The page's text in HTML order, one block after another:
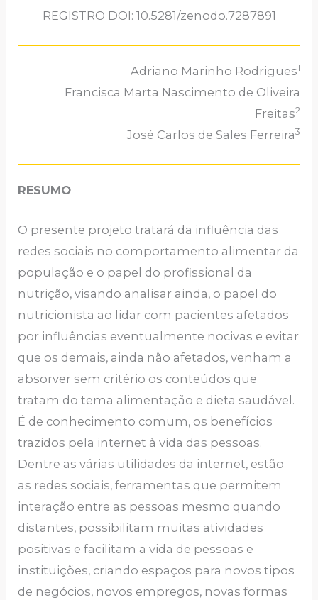
REGISTRO DOI: 10.5281/zenodo.7287891
Adriano Marinho Rodrigues1
Francisca Marta Nascimento de Oliveira
Freitas2
José Carlos de Sales Ferreira3
RESUMO
O presente projeto tratará da influência das
redes sociais no comportamento alimentar da
população e o papel do profissional da
nutrição, visando analisar ainda, o papel do
nutricionista ao lidar com pacientes afetados
por influências eventualmente nocivas e evitar
que os demais, ainda não afetados, venham a
absorver sem critério os conteúdos que
tratam do tema alimentação e dieta saudável.
É de conhecimento comum, os benefícios
trazidos pela internet à vida das pessoas.
Dentre as várias utilidades da internet, estão
as redes sociais, ferramentas que permitem
interação entre as pessoas mesmo quando
distantes, possibilitam muitas atividades
positivas e facilitam a vida de pessoas e
instituições, criando espaços para novos tipos
de negócios, novos empregos, novas formas